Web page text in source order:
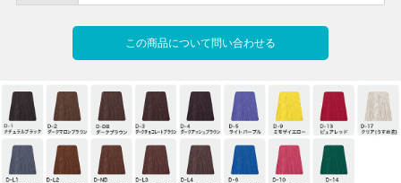
この商品について問い合わせる